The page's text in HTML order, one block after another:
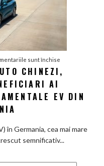
și
100%
sunt închise
chinezi,
CHINEZI,
AI
EV DIN
în Germania, cea mai mare
semnificativ...